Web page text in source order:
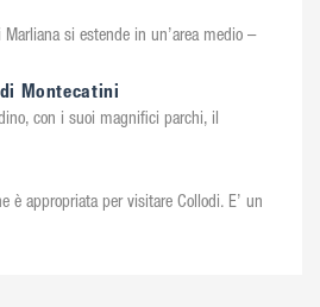
si estende in un’area medio –
di Montecatini
con i suoi magnifici parchi, il
è appropriata per visitare Collodi. E’ un